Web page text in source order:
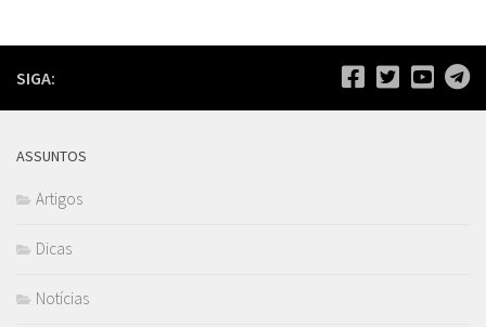
SIGA:
ASSUNTOS
Artigos
Dicas
Notícias